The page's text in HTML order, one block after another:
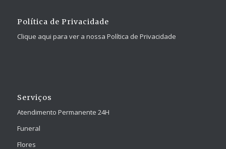
Política de Privacidade
Clique aqui para ver a nossa Política de Privacidade
Serviços
Atendimento Permanente 24H
Funeral
Flores